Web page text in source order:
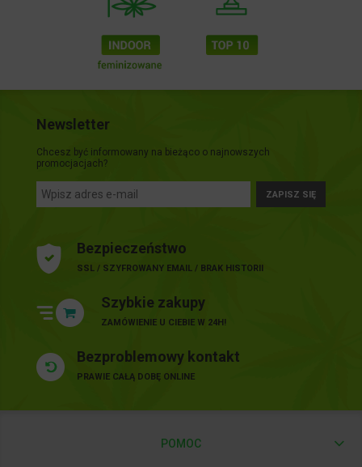
Newsletter
Chcesz być informowany na bieżąco o najnowszych
promocjacjach?
ZAPISZ SIĘ
Bezpieczeństwo
SSL / SZYFROWANY EMAIL / BRAK HISTORII
Szybkie zakupy
ZAMÓWIENIE U CIEBIE W 24H!
Bezproblemowy kontakt
PRAWIE CAŁĄ DOBĘ ONLINE
POMOC